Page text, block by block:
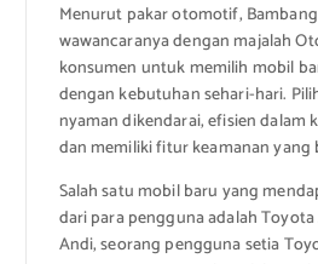
Menurut pakar otomotif,
wawancaranya dengan majalah
konsumen untuk memilih mobil
dengan kebutuhan sehari-hari.
nyaman dikendarai, efisien dalam
dan memiliki fitur keamanan yang
Salah satu mobil baru yang
dari para pengguna adalah
Andi, seorang pengguna setia